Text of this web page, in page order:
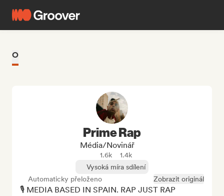
O
Prime Rap
Média/novinář
1.6k
1.4k
Vysoká míra sdílení
Automaticky přeloženo
Zobrazit originál
🎙️ MEDIA BASED IN SPAIN. RAP JUST RAP